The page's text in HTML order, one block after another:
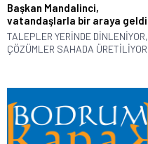
Başkan Mandalinci,
vatandaşlarla bir araya geldi
TALEPLER YERİNDE DİNLENİYOR,
ÇÖZÜMLER SAHADA ÜRETİLİYOR